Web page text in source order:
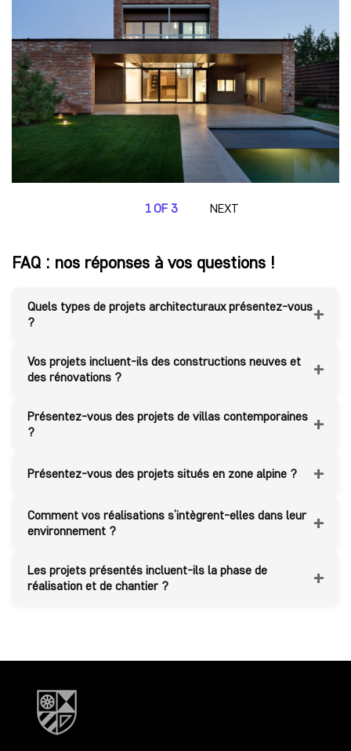
1 OF 3 NEXT
FAQ : nos réponses à vos questions !
Quels types de projets architecturaux présentez-vous
?
+
Vos projets incluent-ils des constructions neuves et
des rénovations ?
+
Présentez-vous des projets de villas contemporaines
?
+
Présentez-vous des projets situés en zone alpine ? +
Comment vos réalisations s’intègrent-elles dans leur
environnement ?
+
Les projets présentés incluent-ils la phase de
réalisation et de chantier ?
+